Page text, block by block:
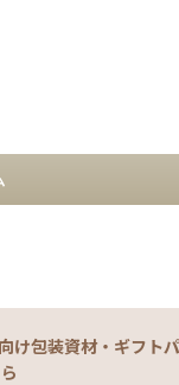
け包装資材・ギフト